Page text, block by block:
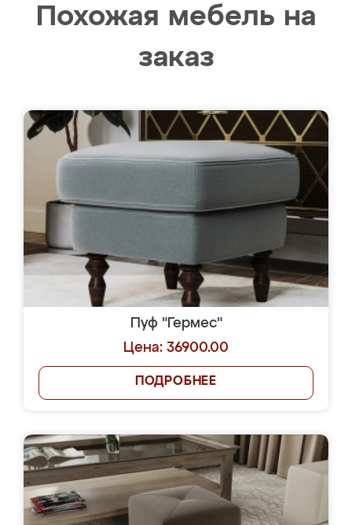
Похожая мебель на
заказ
Пуф "Гермес"
Цена: 36900.00
ПОДРОБНЕЕ